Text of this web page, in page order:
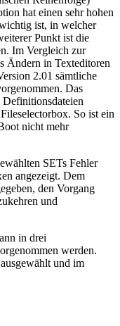
hat einen sehr hohen
ist, in welcher
Punkt ist die
Im Vergleich zur
Ändern in Texteditoren
2.01 sämtliche
Das
So ist ein
nicht mehr
SETs Fehler
angezeigt. Dem
den Vorgang
und
in drei
werden.
und im